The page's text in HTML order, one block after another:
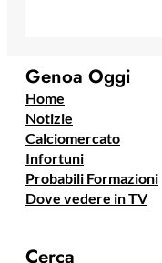
Genoa Oggi
Home
Notizie
Calciomercato
Infortuni
Probabili Formazioni
Dove vedere in TV
Cerca